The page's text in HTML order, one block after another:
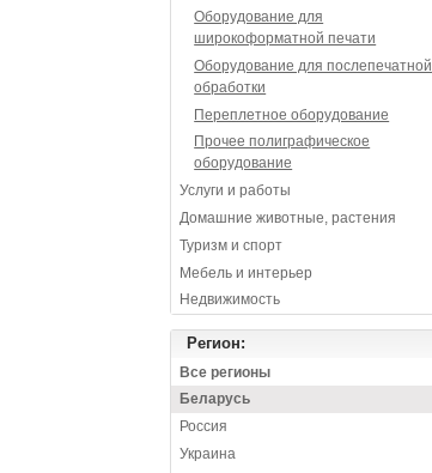
Оборудование для
широкоформатной печати
Оборудование для послепечатной
обработки
Переплетное оборудование
Прочее полиграфическое
оборудование
Услуги и работы
Домашние животные, растения
Туризм и спорт
Мебель и интерьер
Недвижимость
Регион:
Все регионы
Беларусь
Россия
Украина